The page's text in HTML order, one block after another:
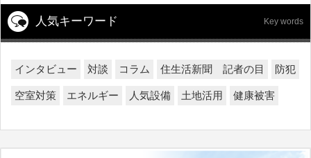
人気キーワード Key words
インタビュー 対談 コラム 住生活新聞 記者の目 防犯
空室対策 エネルギー 人気設備 土地活用 健康被害